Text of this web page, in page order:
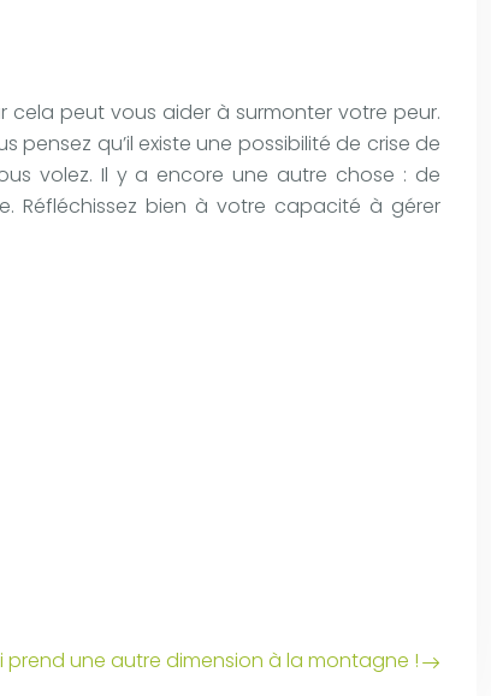
cela peut vous aider à surmonter votre peur.
qu’il existe une possibilité de crise de
volez. Il y a encore une autre chose : de
Réfléchissez bien à votre capacité à gérer
prend une autre dimension à la montagne !